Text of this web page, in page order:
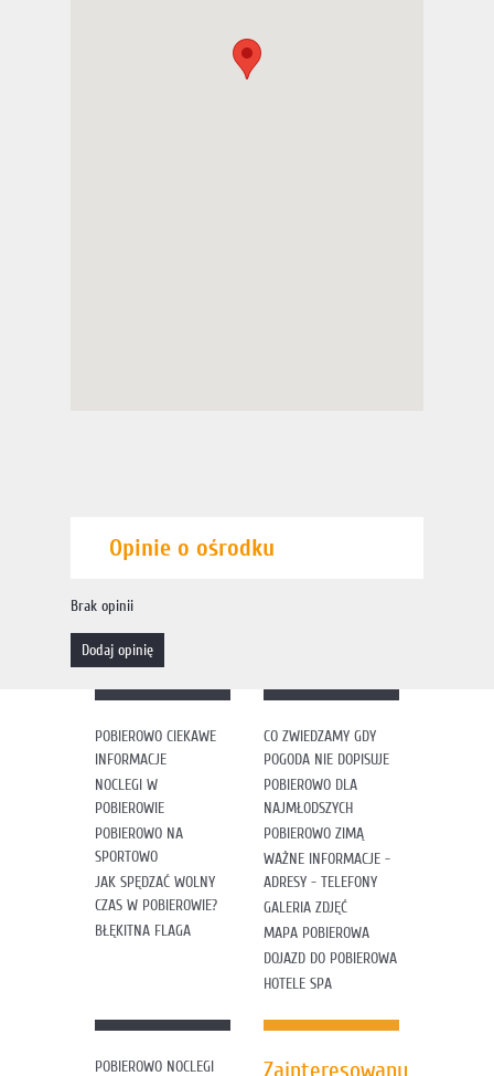
Opinie o ośrodku
Brak opinii
dodaj opinię
POBIEROWO CIEKAWE
INFORMACJE
NOCLEGI W
POBIEROWIE
POBIEROWO NA
SPORTOWO
JAK SPĘDZAĆ WOLNY
CZAS W POBIEROWIE?
BŁĘKITNA FLAGA
CO ZWIEDZAMY GDY
POGODA NIE DOPISUJE
POBIEROWO DLA
NAJMŁODSZYCH
POBIEROWO ZIMĄ
WAŻNE INFORMACJE -
ADRESY - TELEFONY
GALERIA ZDJĘĆ
MAPA POBIEROWA
DOJAZD DO POBIEROWA
HOTELE SPA
POBIEROWO NOCLEGI